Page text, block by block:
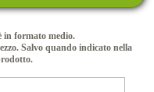
in formato medio.
Salvo quando indicato nella